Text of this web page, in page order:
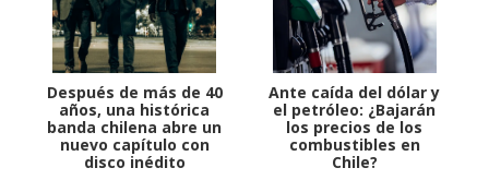
Después de más de 40
años, una histórica
banda chilena abre un
nuevo capítulo con
disco inédito
Ante caída del dólar y
el petróleo: ¿Bajarán
los precios de los
combustibles en
Chile?